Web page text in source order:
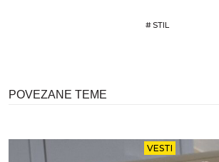
# STIL
POVEZANE TEME
VESTI